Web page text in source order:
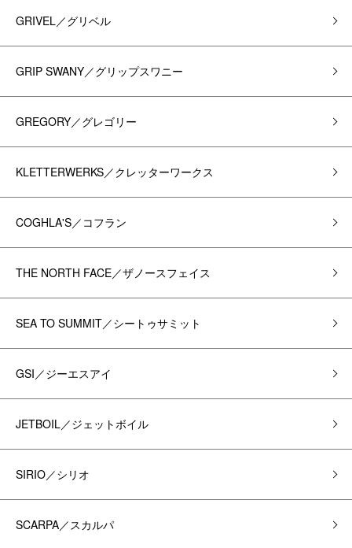
GRIVEL／グリベル
GRIP SWANY／グリップスワニー
GREGORY／グレゴリー
KLETTERWERKS／クレッターワークス
COGHLA'S／コフラン
THE NORTH FACE／ザノースフェイス
SEA TO SUMMIT／シートゥサミット
GSI／ジーエスアイ
JETBOIL／ジェットボイル
SIRIO／シリオ
SCARPA／スカルパ